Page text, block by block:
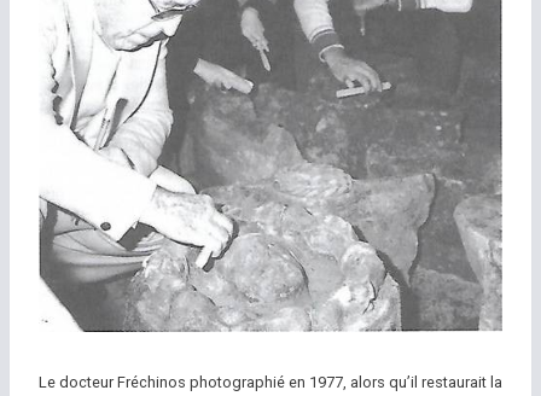
Le docteur Fréchinos photographié en 1977, alors qu’il restaurait la